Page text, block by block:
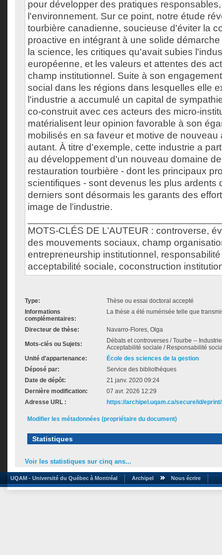
pour développer des pratiques
l'environnement. Sur ce point, notre étude
tourbière canadienne, soucieuse d'éviter la
proactive en intégrant à une solide
la science, les critiques qu'avait subies
européenne, et les valeurs et attentes des
champ institutionnel. Suite à son
social dans les régions dans lesquelles elle
l'industrie a accumulé un capital de
co-construit avec ces acteurs des micro-
matérialisent leur opinion favorable à son
mobilisés en sa faveur et motive de nouveau
autant. À titre d'exemple, cette industrie a
au développement d'un nouveau domaine
restauration tourbière - dont les principaux
scientifiques - sont devenus les plus ardents
derniers sont désormais les garants des
image de l'industrie.
MOTS-CLÉS DE L’AUTEUR : controverse,
des mouvements sociaux, champ
entrepreneurship institutionnel,
acceptabilité sociale, coconstruction
Type:
Thèse ou essai doctoral accepté
Informations
complémentaires:
La thèse a été numérisée telle que
Directeur de thèse: Navarro-Flores, Olga
Mots-clés ou Sujets:
Débats et controverses / Tourbe --
Acceptabilité sociale / Responsabilité
Unité d'appartenance:
École des sciences de la gestion
Déposé par:
Service des bibliothèques
Date de dépôt:
21 janv. 2020 09:24
Dernière modification:
07 avr. 2026 12:29
Adresse URL :
https://archipel.uqam.ca/secure/id/
Modifier les métadonnées (propriétaire du document)
Statistiques
Voir les statistiques sur cinq ans...
UQAM - Université du Québec à Montréal Archipel Nous écrire